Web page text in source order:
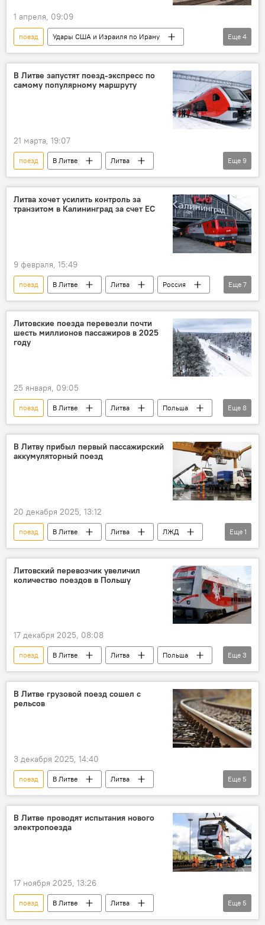
1 апреля, 09:09
поезд
Удары США и Израиля по Ирану
В Литве
Литва
Правительство Литвы
Борьба с ростом цен на топливо в Литве
Еще 4
В Литве запустят поезд-экспресс по
самому популярному маршруту
21 марта, 19:07
поезд В Литве
Литва
железная дорога
поездка
ЛЖД
общественный транспорт
Вильнюс
Еще 9
Литва хочет усилить контроль за
транзитом в Калининград за счет ЕС
9 февраля, 15:49
поезд В Литве Литва
Россия
Калининград
Калининградская область
МВД Литвы
Владислав Кондратович
Еще 7
Литовские поезда перевезли почти
шесть миллионов пассажиров в 2025
году
25 января, 09:05
поезд В Литве Литва
Польша
железная дорога
поездка
ЛЖД
перевозка пассажиров
общественный транспорт
Еще 8
В Литву прибыл первый пассажирский
аккумуляторный поезд
20 декабря 2025, 13:12
поезд В Литве Литва
ЛЖД
Общество
Еще 1
Литовский перевозчик увеличил
количество поездов в Польшу
17 декабря 2025, 08:08
поезд В Литве Литва
Польша
железная дорога
поездка ЛЖД
Еще 3
В Литве грузовой поезд сошел с
рельсов
3 декабря 2025, 14:40
поезд В Литве
Литва
"Литовские железные дороги"
железная дорога
железные дороги
Происшествия
Еще 5
В Литве проводят испытания нового
электропоезда
17 ноября 2025, 13:26
поезд В Литве
Литва
железная дорога
Еще 5